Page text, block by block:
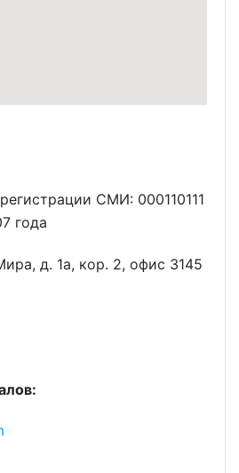
СМИ: 000110111
года
д. 1а, кор. 2, офис 3145